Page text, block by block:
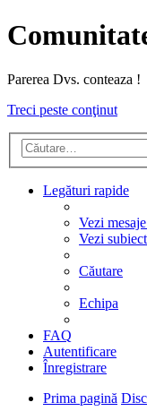
Parerea Dvs. conteaza !
Treci peste conţinut
Legături rapide
Vezi
Vezi
Căutare
Echipa
FAQ
Autentificare
Înregistrare
Prima pagină